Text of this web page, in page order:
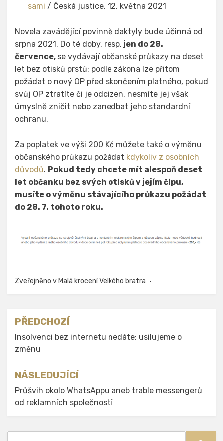
sami / Česká justice, 12. května 2021
Novela zavádějící povinně daktyly bude účinná od
srpna 2021. Do té doby, resp. jen do 28.
července, se vydávají občanské průkazy na deset
let bez otisků prstů: podle zákona lze přitom
požádat o nový OP před skončením platného, pokud
svůj OP ztratíte či je odcizen, nesmíte jej však
úmyslně zničit nebo zanedbat jeho standardní
ochranu.
Za poplatek ve výši 200 Kč můžete také o výměnu
občanského průkazu požádat kdykoliv z osobních
důvodů. Pokud tedy chcete mít alespoň deset
let občanku bez svých otisků v jejím čipu,
musíte o výměnu stávajícího průkazu požádat
do 28. 7. tohoto roku.
Zveřejněno v Malá krocení Velkého bratra
Navigace
pro
příspěvek
PŘEDCHOZÍ
Insolvenci bez internetu nedáte: usilujeme o
změnu
NÁSLEDUJÍCÍ
Průšvih okolo WhatsAppu aneb trable messengerů
od reklamních společností